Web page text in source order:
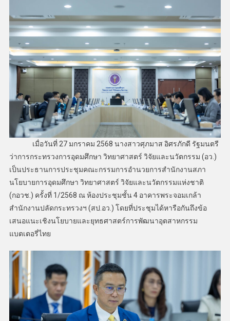
เมื่อวันที่ 27 มกราคม 2568 นางสาวศุภมาส อิศรภักดี รัฐมนตรี
ว่าการกระทรวงการอุดมศึกษา วิทยาศาสตร์ วิจัยและนวัตกรรม (อว.)
เป็นประธานการประชุมคณะกรรมการอำนวยการสำนักงานสภา
นโยบายการอุดมศึกษา วิทยาศาสตร์ วิจัยและนวัตกรรมแห่งชาติ
(กอวช.) ครั้งที่ 1/2568 ณ ห้องประชุมชั้น 4 อาคารพระจอมเกล้า
สำนักงานปลัดกระทรวงฯ (สป.อว.) โดยที่ประชุมได้หารือกันถึงข้อ
เสนอแนะเชิงนโยบายและยุทธศาสตร์การพัฒนาอุตสาหกรรม
แบตเตอรี่ไทย